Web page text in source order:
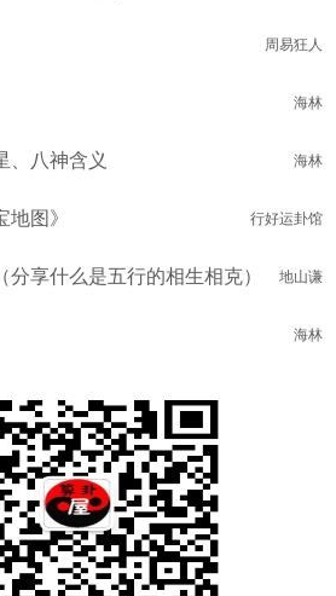
周易狂人
海林
海林
、八神含义
行好运卦馆
地图》
地山谦
享什么是五行的相生相克）
海林